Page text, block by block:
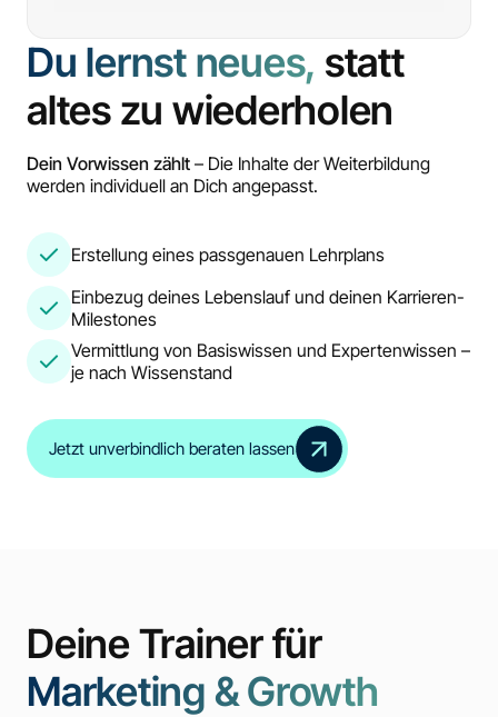
Du lernst neues, statt
altes zu wiederholen
Dein Vorwissen zählt – Die Inhalte der Weiterbildung
werden individuell an Dich angepasst.
Erstellung eines passgenauen Lehrplans
Einbezug deines Lebenslauf und deinen Karrieren-
Milestones
Vermittlung von Basiswissen und Expertenwissen –
je nach Wissenstand
Jetzt unverbindlich beraten lassen
Deine Trainer für
Marketing & Growth